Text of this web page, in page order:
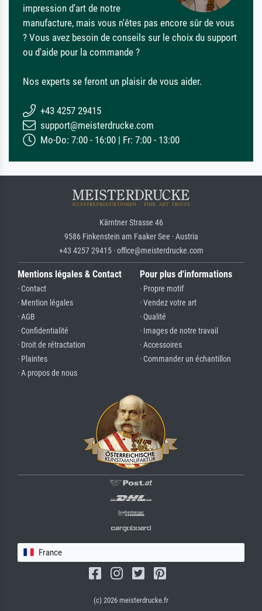
impression d'art de notre
manufacture, mais vous n'êtes pas encore sûr de vous
? Vous avez besoin de conseils sur le choix du support
ou d'aide pour la commande ?
Nos experts se feront un plaisir de vous aider.
+43 4257 29415
support@meisterdrucke.com
Mo-Do: 7:00 - 16:00 | Fr: 7:00 - 13:00
Kärntner Strasse 46
9586 Finkenstein am Faaker See · Austria
+43 4257 29415 · office@meisterdrucke.com
Mentions légales & Contact
· Contact
· Mention légales
· AGB
· Confidentialité
· Droit de rétractation
· Plaintes
· A propos de nous
Pour plus d'informations
· Propre motif
· Vendez votre art
· Qualité
· Images de notre travail
· Accessoires
· Commander un échantillon
France
(c) 2026 meisterdrucke.fr